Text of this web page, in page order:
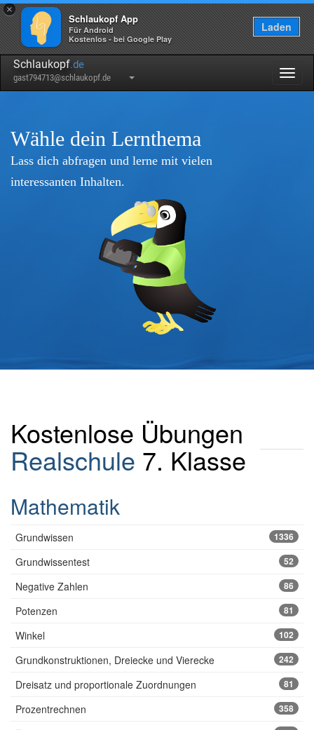
×
Schlaukopf App
Für Android
Kostenlos - bei Google Play
Laden
Schlaukopf.de
gast794713@schlaukopf.de
Wähle dein Lernthema
Lass dich abfragen und lerne mit vielen
interessanten Inhalten.
Kostenlose Übungen
Realschule 7. Klasse
Mathematik
Grundwissen 1336
Grundwissentest 52
Negative Zahlen 86
Potenzen 81
Winkel 102
Grundkonstruktionen, Dreiecke und Vierecke 242
Dreisatz und proportionale Zuordnungen 81
Prozentrechnen 358